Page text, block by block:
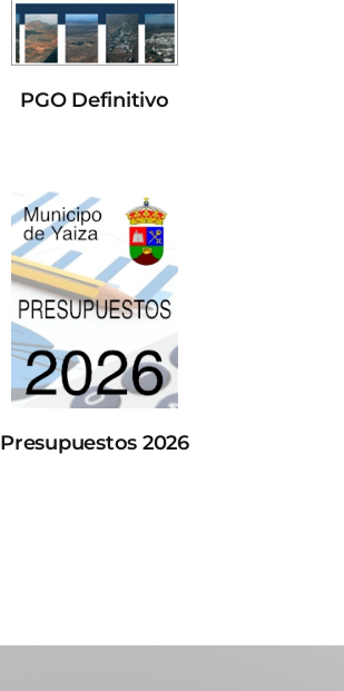
PGO Definitivo
Presupuestos 2026